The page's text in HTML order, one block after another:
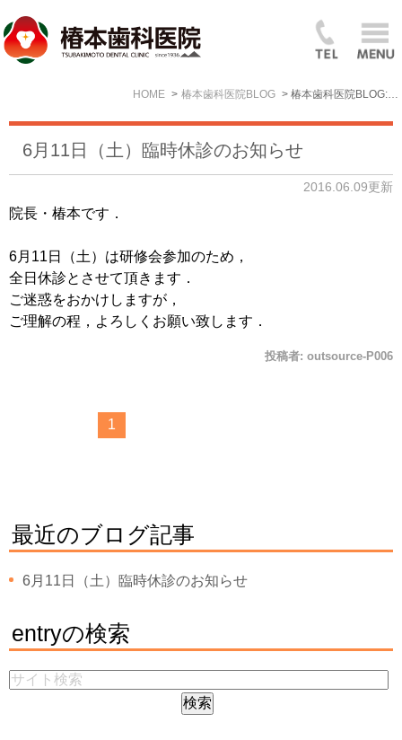
HOME 椿本歯科医院BLOG
6月11日（土）臨時休診のお知らせ
2016.06.09更新
院長・椿本です．
6月11日（土）は研修会参加のため，
全日休診とさせて頂きます．
ご迷惑をおかけしますが，
ご理解の程，よろしくお願い致します．
投稿者: outsource-P006
1
最近のブログ記事
6月11日（土）臨時休診のお知らせ
entryの検索